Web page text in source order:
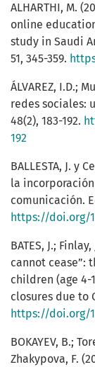
ALHARTHI, M.
online
study in Saudi
51, 345-359.
ÁLVAREZ, I.D.;
redes sociales:
48(2), 183-192.
192
BALLESTA, J. y
la
comunicación.
https://doi.org/
BATES, J.;
cannot cease”:
children (age 4-
closures due to
https://doi.org/
BOKAYEV, B.;
Zhakypova, F.